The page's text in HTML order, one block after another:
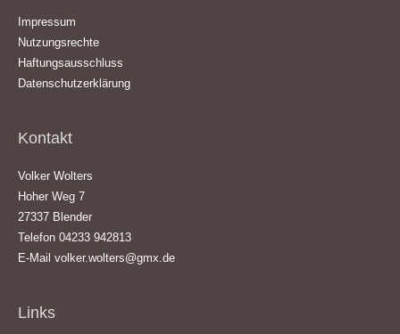
Impressum
Nutzungsrechte
Haftungsausschluss
Datenschutzerklärung
Kontakt
Volker Wolters
Hoher Weg 7
27337 Blender
Telefon 04233 942813
E-Mail volker.wolters@gmx.de
Links